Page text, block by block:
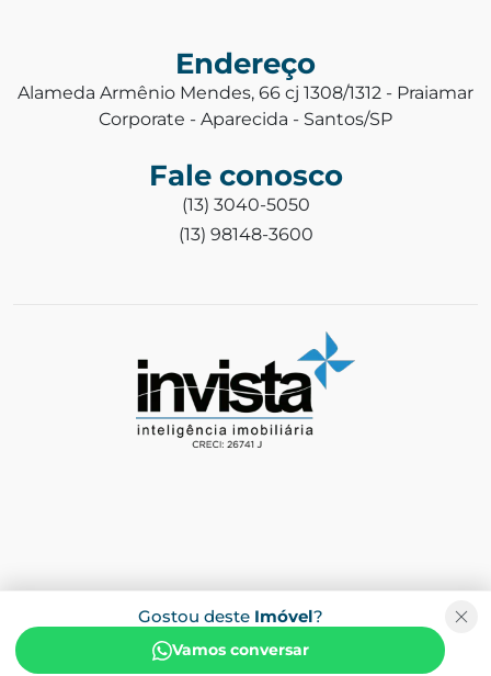
Gostou deste Imóvel?
Vamos conversar
Endereço
Alameda Armênio Mendes, 66 cj 1308/1312 - Praiamar
Corporate - Aparecida - Santos/SP
Fale conosco
(13) 3040-5050
(13) 98148-3600